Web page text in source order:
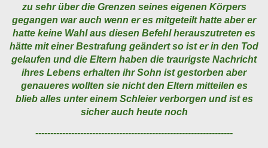
zu sehr über die Grenzen seines eigenen Körpers
gegangen war auch wenn er es mitgeteilt hatte aber er
hatte keine Wahl aus diesen Befehl herauszutreten es
hätte mit einer Bestrafung geändert so ist er in den Tod
gelaufen und die Eltern haben die traurigste Nachricht
ihres Lebens erhalten ihr Sohn ist gestorben aber
genaueres wollten sie nicht den Eltern mitteilen es
blieb alles unter einem Schleier verborgen und ist es
sicher auch heute noch
------------------------------------------------------------------